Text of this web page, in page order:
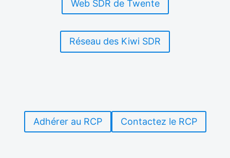
SUR-
ROC
Web SDR de Twente
Réseau des Kiwi SDR
Adhérer au RCP Contactez le RCP